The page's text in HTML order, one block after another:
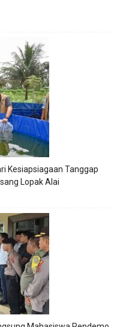
Kesiapsiagaan Tanggap
Lopak Alai